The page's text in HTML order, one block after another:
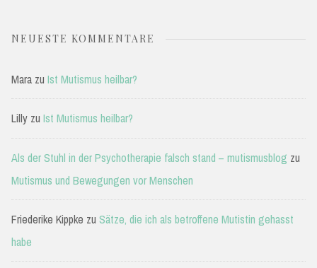
NEUESTE KOMMENTARE
Mara zu Ist Mutismus heilbar?
Lilly zu Ist Mutismus heilbar?
Als der Stuhl in der Psychotherapie falsch stand – mutismusblog zu
Mutismus und Bewegungen vor Menschen
Friederike Kippke zu Sätze, die ich als betroffene Mutistin gehasst
habe